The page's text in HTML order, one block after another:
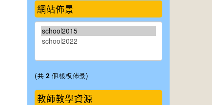
網站佈景
(共 2個樣板佈景)
教師教學資源